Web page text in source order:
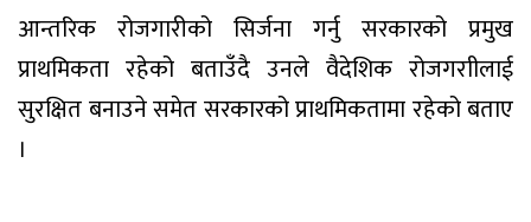
आन्तरिक रोजगारीको सिर्जना गर्नु सरकारको प्रमुख
प्राथमिकता रहेको बताउँदै उनले वैदेशिक रोजगराीलाई
सुरक्षित बनाउने समेत सरकारको प्राथमिकतामा रहेको बताए
।